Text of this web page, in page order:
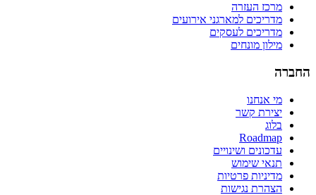
מרכז העזרה
מדריכים למארגני אירועים
מדריכים לעסקים
מילון מונחים
החברה
מי אנחנו
יצירת קשר
בלוג
Roadmap
עדכונים ושינויים
תנאי שימוש
מדיניות פרטיות
הצהרת נגישות